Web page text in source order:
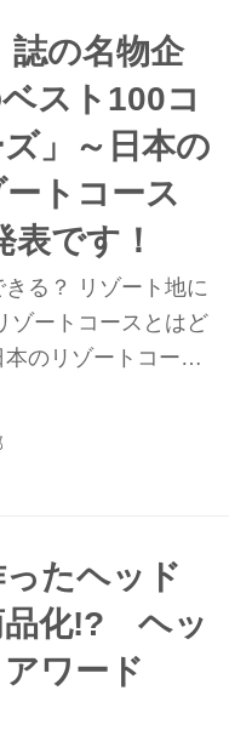
誌の名物企
スト100コ
」～日本の
トコース
表です！
る？ リゾート地に
ゾートコースとはど
のリゾートコース
会による、「日本
たヘッド
品化!? ヘッ
アワード